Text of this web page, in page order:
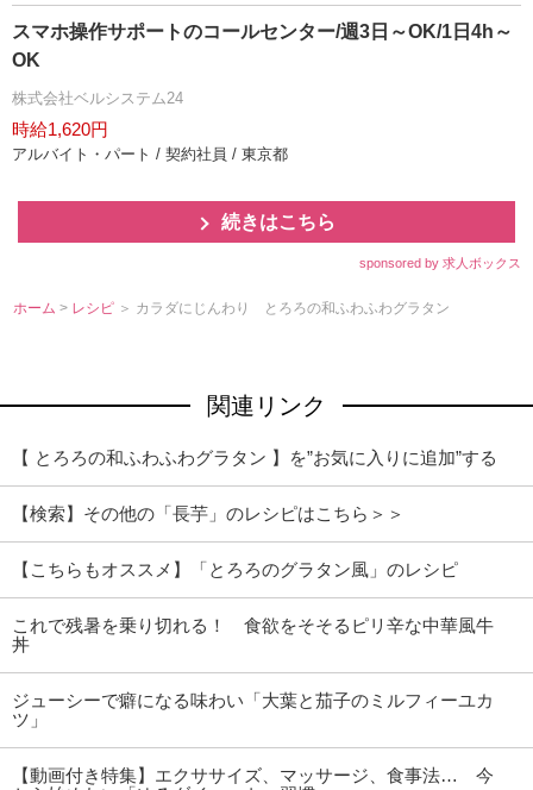
スマホ操作サポートのコールセンター/週3日～OK/1日4h～
OK
株式会社ベルシステム24
時給1,620円
アルバイト・パート / 契約社員 / 東京都
続きはこちら
sponsored by 求人ボックス
ホーム > レシピ ＞ カラダにじんわり とろろの和ふわふわグラタン
関連リンク
【 とろろの和ふわふわグラタン 】を”お気に入りに追加”する
【検索】その他の「長芋」のレシピはこちら＞＞
【こちらもオススメ】「とろろのグラタン風」のレシピ
これで残暑を乗り切れる！ 食欲をそそるピリ辛な中華風牛
丼
ジューシーで癖になる味わい「大葉と茄子のミルフィーユカ
ツ」
【動画付き特集】エクササイズ、マッサージ、食事法… 今